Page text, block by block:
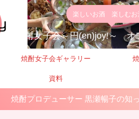
楽しいお酒 楽しむ
焼酎女子会～円(en)joy!～ オ
焼酎女子会ギャラリー
資料
焼酎プロデューサー 黒瀬暢子の知